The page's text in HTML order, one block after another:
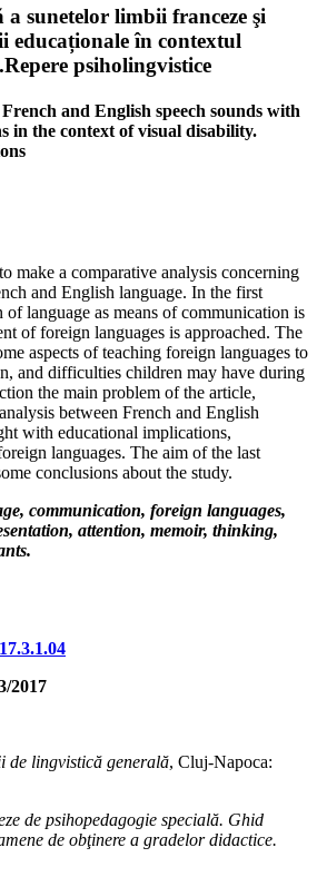
sunetelor limbii franceze şi
educaționale în contextul
psiholingvistice
and English speech sounds with
in the context of visual disability.
make a comparative analysis concerning
and English language. In the first
language as means of communication is
of foreign languages is approached. The
aspects of teaching foreign languages to
and difficulties children may have during
the main problem of the article,
between French and English
with educational implications,
languages. The aim of the last
conclusions about the study.
communication, foreign languages,
attention, memoir, thinking,
2017
de lingvistică generală, Cluj-Napoca:
de psihopedagogie specială. Ghid
de obţinere a gradelor didactice.